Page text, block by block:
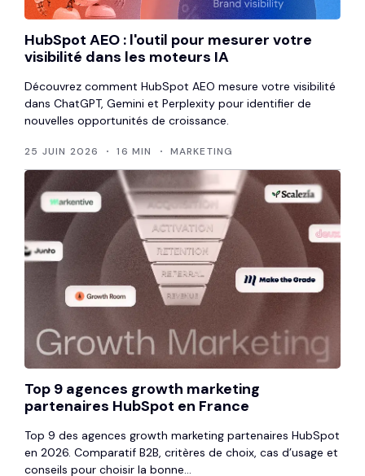
HubSpot AEO : l'outil pour mesurer votre
visibilité dans les moteurs IA
Découvrez comment HubSpot AEO mesure votre visibilité
dans ChatGPT, Gemini et Perplexity pour identifier de
nouvelles opportunités de croissance.
25 JUIN 2026 16 MIN MARKETING
Top 9 agences growth marketing
partenaires HubSpot en France
Top 9 des agences growth marketing partenaires HubSpot
en 2026. Comparatif B2B, critères de choix, cas d’usage et
conseils pour choisir la bonne...